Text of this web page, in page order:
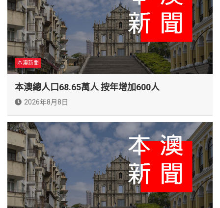
本澳新聞
本澳總人口68.65萬人 按年增加600人
2026年8月8日